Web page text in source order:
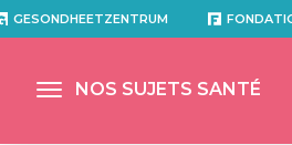
GESONDHEETZENTRUM
NOS SUJETS SANTÉ